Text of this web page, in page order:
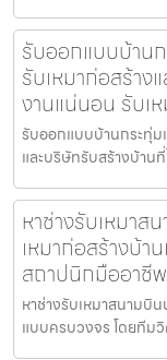
รับออกแบบบ้าน
รับเหมาก่อสร้าง
งานแน่นอน รับเ
รับออกแบบบ้านกระทุ่
และบริษัทรับสร้างบ้าน
หาช่างรับเหมาส
เหมาก่อสร้างบ้า
สถาปนิกมืออาชี
หาช่างรับเหมาสนามบิ
แบบครบวงจร โดยทีม